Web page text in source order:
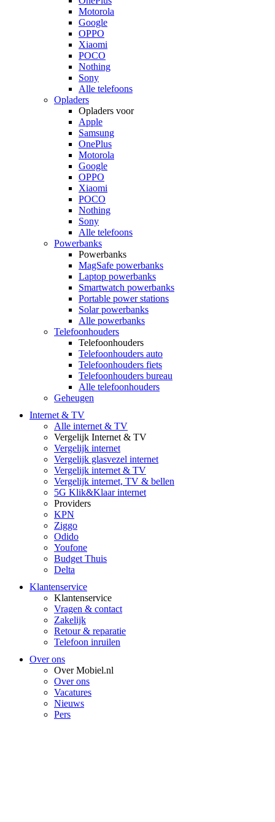
Motorola
Google
OPPO
Xiaomi
POCO
Nothing
Sony
Alle telefoons
Opladers
Opladers voor
Apple
Samsung
OnePlus
Motorola
Google
OPPO
Xiaomi
POCO
Nothing
Sony
Alle telefoons
Powerbanks
Powerbanks
MagSafe powerbanks
Laptop powerbanks
Smartwatch powerbanks
Portable power stations
Solar powerbanks
Alle powerbanks
Telefoonhouders
Telefoonhouders
Telefoonhouders auto
Telefoonhouders fiets
Telefoonhouders bureau
Alle telefoonhouders
Geheugen
Internet & TV
Alle internet & TV
Vergelijk Internet & TV
Vergelijk internet
Vergelijk glasvezel internet
Vergelijk internet & TV
Vergelijk internet, TV & bellen
5G Klik&Klaar internet
Providers
KPN
Ziggo
Odido
Youfone
Budget Thuis
Delta
Klantenservice
Klantenservice
Vragen & contact
Zakelijk
Retour & reparatie
Telefoon inruilen
Over ons
Over Mobiel.nl
Over ons
Vacatures
Nieuws
Pers